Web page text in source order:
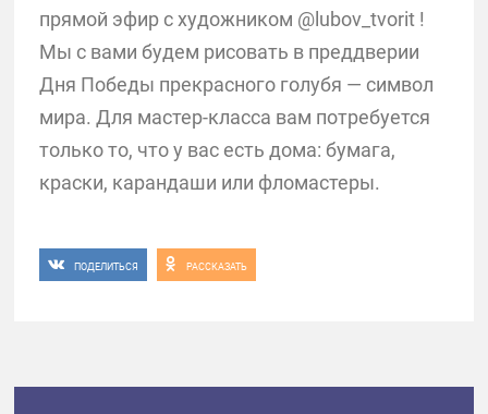
прямой эфир с художником @lubov_tvorit !
Мы с вами будем рисовать в преддверии
Дня Победы прекрасного голубя — символ
мира. Для мастер-класса вам потребуется
только то, что у вас есть дома: бумага,
краски, карандаши или фломастеры.
ПОДЕЛИТЬСЯ РАССКАЗАТЬ